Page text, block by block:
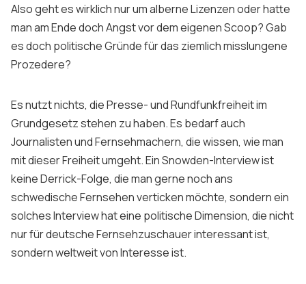
Also geht es wirklich nur um alberne Lizenzen oder hatte
man am Ende doch Angst vor dem eigenen Scoop? Gab
es doch politische Gründe für das ziemlich misslungene
Prozedere?
Es nutzt nichts, die Presse- und Rundfunkfreiheit im
Grundgesetz stehen zu haben. Es bedarf auch
Journalisten und Fernsehmachern, die wissen, wie man
mit dieser Freiheit umgeht. Ein Snowden-Interview ist
keine Derrick-Folge, die man gerne noch ans
schwedische Fernsehen verticken möchte, sondern ein
solches Interview hat eine politische Dimension, die nicht
nur für deutsche Fernsehzuschauer interessant ist,
sondern weltweit von Interesse ist.